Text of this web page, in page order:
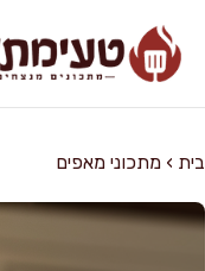
בית › מתכוני מאפים